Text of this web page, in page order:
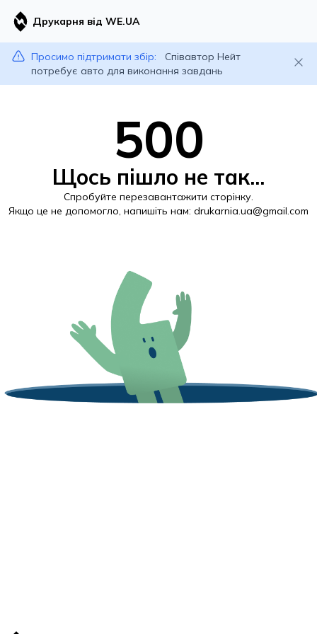
Друкарня від WE.UA
Просимо підтримати збір:
Співавтор Нейт
потребує авто для виконання завдань
500
Щось пішло не так...
Спробуйте перезавантажити сторінку.
Якщо це не допомогло, напишіть нам: drukarnia.ua@gmail.com